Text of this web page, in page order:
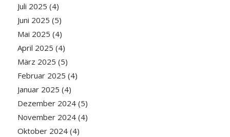
Juli 2025 (4)
Juni 2025 (5)
Mai 2025 (4)
April 2025 (4)
März 2025 (5)
Februar 2025 (4)
Januar 2025 (4)
Dezember 2024(5)
November 2024(4)
Oktober 2024(4)